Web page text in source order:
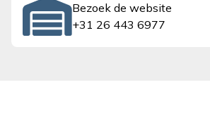
Bezoek de website
+31 26 443 6977